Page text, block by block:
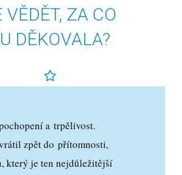
VĚDĚT, ZA CO
DĚKOVALA?
a trpělivost.
zpět do přítomnosti,
který je ten nejdůležitější